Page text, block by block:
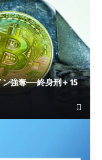
ン強奪──終身刑＋15